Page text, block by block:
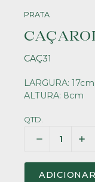
PRATA
CAÇ31
LARGURA: 17cm
ALTURA: 8cm
QTD.
ADICIONAR